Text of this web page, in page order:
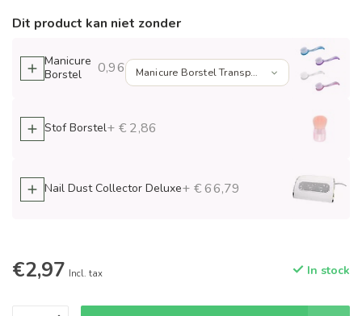
Dit product kan niet zonder
Manicure
Borstel
0,96
Stof Borstel+ € 2,86
Nail Dust Collector Deluxe+ € 66,79
€2,97 Incl. tax In stock